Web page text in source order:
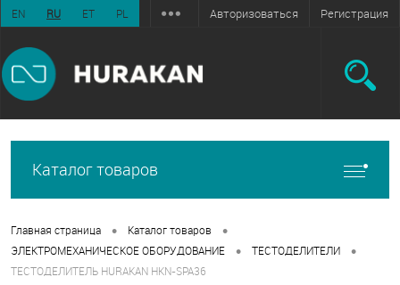
EN RU ET PL Авторизоваться Регистрация
Каталог товаров
Главная страница • Каталог товаров •
ЭЛЕКТРОМЕХАНИЧЕСКОЕ ОБОРУДОВАНИЕ • ТЕСТОДЕЛИТЕЛИ •
ТЕСТОДЕЛИТЕЛЬ HURAKAN HKN-SPA36